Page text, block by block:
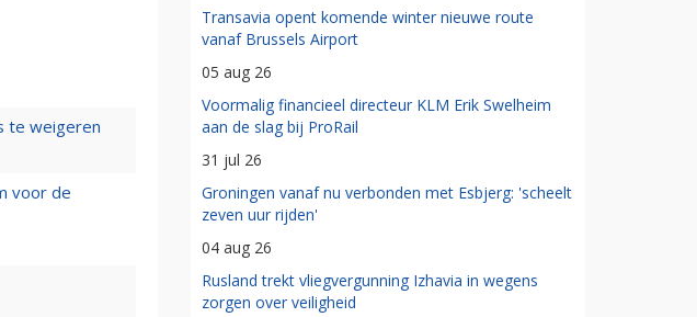
te weigeren
voor de
Transavia opent komende winter nieuwe route
vanaf Brussels Airport
05 aug 26
Voormalig financieel directeur KLM Erik Swelheim
aan de slag bij ProRail
31 jul 26
Groningen vanaf nu verbonden met Esbjerg: 'scheelt
zeven uur rijden'
04 aug 26
Rusland trekt vliegvergunning Izhavia in wegens
zorgen over veiligheid